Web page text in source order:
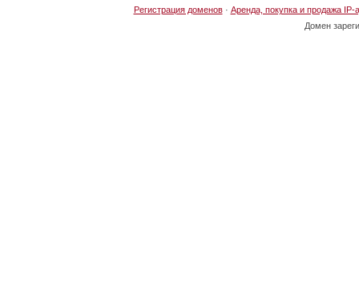
Регистрация доменов· Аренда, покупка и продажа IP-
Домен